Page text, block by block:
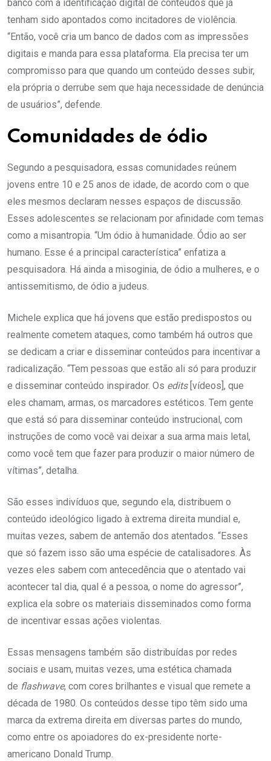
banco com a identificação digital de conteúdos que já
tenham sido apontados como incitadores de violência.
“Então, você cria um banco de dados com as impressões
digitais e manda para essa plataforma. Ela precisa ter um
compromisso para que quando um conteúdo desses subir,
ela própria o derrube sem que haja necessidade de denúncia
de usuários”, defende.
Comunidades de ódio
Segundo a pesquisadora, essas comunidades reúnem
jovens entre 10 e 25 anos de idade, de acordo com o que
eles mesmos declaram nesses espaços de discussão.
Esses adolescentes se relacionam por afinidade com temas
como a misantropia. “Um ódio à humanidade. Ódio ao ser
humano. Esse é a principal característica” enfatiza a
pesquisadora. Há ainda a misoginia, de ódio a mulheres, e o
antissemitismo, de ódio a judeus.
Michele explica que há jovens que estão predispostos ou
realmente cometem ataques, como também há outros que
se dedicam a criar e disseminar conteúdos para incentivar a
radicalização. “Tem pessoas que estão ali só para produzir
e disseminar conteúdo inspirador. Os edits[vídeos], que
eles chamam, armas, os marcadores estéticos. Tem gente
que está só para disseminar conteúdo instrucional, com
instruções de como você vai deixar a sua arma mais letal,
como você tem que fazer para produzir o maior número de
vítimas”, detalha.
São esses indivíduos que, segundo ela, distribuem o
conteúdo ideológico ligado à extrema direita mundial e,
muitas vezes, sabem de antemão dos atentados. “Esses
que só fazem isso são uma espécie de catalisadores. Às
vezes eles sabem com antecedência que o atentado vai
acontecer tal dia, qual é a pessoa, o nome do agressor”,
explica ela sobre os materiais disseminados como forma
de incentivar essas ações violentas.
Essas mensagens também são distribuídas por redes
sociais e usam, muitas vezes, uma estética chamada
de flashwave, com cores brilhantes e visual que remete a
década de 1980. Os conteúdos desse tipo têm sido uma
marca da extrema direita em diversas partes do mundo,
como entre os apoiadores do ex-presidente norte-
americano Donald Trump.